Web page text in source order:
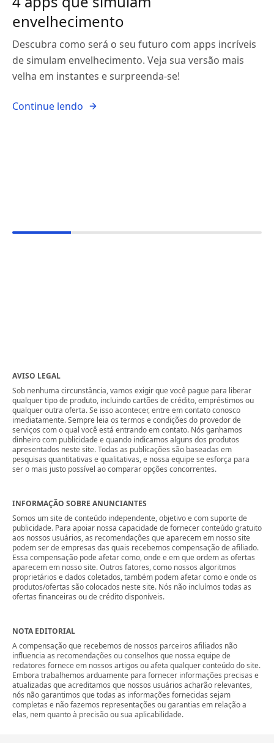
envelhecimento
Descubra como será o seu futuro com apps incríveis
de simulam envelhecimento. Veja sua versão mais
velha em instantes e surpreenda-se!
Continue lendo
AVISO LEGAL
Sob nenhuma circunstância, vamos exigir que você pague para liberar
qualquer tipo de produto, incluindo cartões de crédito, empréstimos ou
qualquer outra oferta. Se isso acontecer, entre em contato conosco
imediatamente. Sempre leia os termos e condições do provedor de
serviços com o qual você está entrando em contato. Nós ganhamos
dinheiro com publicidade e quando indicamos alguns dos produtos
apresentados neste site. Todas as publicações são baseadas em
pesquisas quantitativas e qualitativas, e nossa equipe se esforça para
ser o mais justo possível ao comparar opções concorrentes.
INFORMAÇÃO SOBRE ANUNCIANTES
Somos um site de conteúdo independente, objetivo e com suporte de
publicidade. Para apoiar nossa capacidade de fornecer conteúdo gratuito
aos nossos usuários, as recomendações que aparecem em nosso site
podem ser de empresas das quais recebemos compensação de afiliado.
Essa compensação pode afetar como, onde e em que ordem as ofertas
aparecem em nosso site. Outros fatores, como nossos algoritmos
proprietários e dados coletados, também podem afetar como e onde os
produtos/ofertas são colocados neste site. Nós não incluímos todas as
ofertas financeiras ou de crédito disponíveis.
NOTA EDITORIAL
A compensação que recebemos de nossos parceiros afiliados não
influencia as recomendações ou conselhos que nossa equipe de
redatores fornece em nossos artigos ou afeta qualquer conteúdo do site.
Embora trabalhemos arduamente para fornecer informações precisas e
atualizadas que acreditamos que nossos usuários acharão relevantes,
nós não garantimos que todas as informações fornecidas sejam
completas e não fazemos representações ou garantias em relação a
elas, nem quanto à precisão ou sua aplicabilidade.